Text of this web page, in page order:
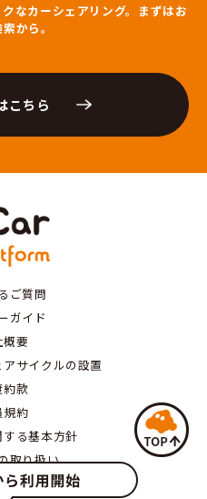
なカーシェアリング。まずはお
から。
こちら
ご質問
ガイド
概要
サイクルの設置
約款
規約
る基本方針
取り扱い
とづく表記